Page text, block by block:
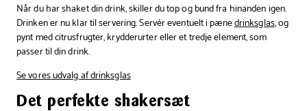
Når du har shaket din drink, skiller du top og bund fra hinanden igen.
Drinken er nu klar til servering. Servér eventuelt i pænedrinksglas, og
pynt med citrusfrugter, krydderurter eller et tredje element, som
passer til din drink.
Se vores udvalg af drinksglas
Det perfekte shakersæt